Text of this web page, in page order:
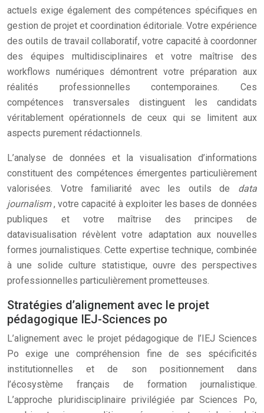
actuels exige également des compétences spécifiques en
gestion de projet et coordination éditoriale. Votre expérience
des outils de travail collaboratif, votre capacité à coordonner
des équipes multidisciplinaires et votre maîtrise des
workflows numériques démontrent votre préparation aux
réalités professionnelles contemporaines. Ces
compétences transversales distinguent les candidats
véritablement opérationnels de ceux qui se limitent aux
aspects purement rédactionnels.
L’analyse de données et la visualisation d’informations
constituent des compétences émergentes particulièrement
valorisées. Votre familiarité avec les outils de data
journalism, votre capacité à exploiter les bases de données
publiques et votre maîtrise des principes de
datavisualisation révèlent votre adaptation aux nouvelles
formes journalistiques. Cette expertise technique, combinée
à une solide culture statistique, ouvre des perspectives
professionnelles particulièrement prometteuses.
Stratégies d’alignement avec le projet
pédagogique IEJ-Sciences po
L’alignement avec le projet pédagogique de l’IEJ Sciences
Po exige une compréhension fine de ses spécificités
institutionnelles et de son positionnement dans
l’écosystème français de formation journalistique.
L’approche pluridisciplinaire privilégiée par Sciences Po,